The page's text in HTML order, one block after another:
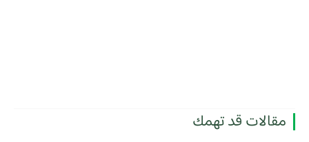
مقالات قد تهمك